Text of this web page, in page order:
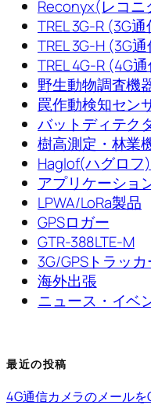
Reconyx(レコ
TREL 3G-R (3G
TREL 3G-H (3G
TREL 4G-R (4G
野生動物調査機
罠作動検知セン
バットディテク
樹高測定・林業
Haglof(ハグロフ
アプリケーショ
LPWA/LoRa製品
GPSロガー
GTR-388LTE-M
3G/GPSトラッカ
海外出張
ニュース・イベ
最近の投稿
4G通信カメラのメール